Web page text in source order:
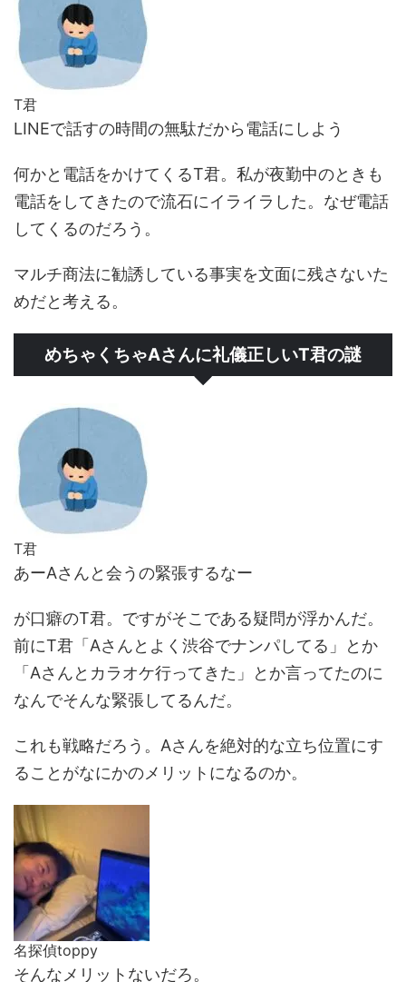
T君
LINEで話すの時間の無駄だから電話にしよう
何かと電話をかけてくるT君。私が夜勤中のときも
電話をしてきたので流石にイライラした。なぜ電話
してくるのだろう。
マルチ商法に勧誘している事実を文面に残さないた
めだと考える。
めちゃくちゃAさんに礼儀正しいT君の謎
T君
あーAさんと会うの緊張するなー
が口癖のT君。ですがそこである疑問が浮かんだ。
前にT君「Aさんとよく渋谷でナンパしてる」とか
「Aさんとカラオケ行ってきた」とか言ってたのに
なんでそんな緊張してるんだ。
これも戦略だろう。Aさんを絶対的な立ち位置にす
ることがなにかのメリットになるのか。
名探偵toppy
そんなメリットないだろ。